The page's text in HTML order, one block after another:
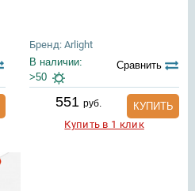
Бренд: Arlight
В наличии:
>50
Сравнить
551 руб.
КУПИТЬ
Купить в 1 клик